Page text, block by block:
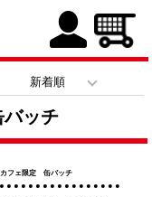
ッチ
フェ限定 缶バッチ